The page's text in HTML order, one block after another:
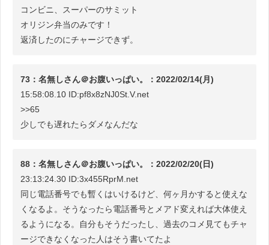
コンビニ、スーパーのサミット
オリジン弁当のみです！
返済したのにチャージできず。
73：名無しさん＠お腹いっぱい。：2022/02/14(月)
15:58:08.10 ID:pf8x8zNJ0St.V.net
>>65
少しでも遅れたらダメなんだな
88：名無しさん＠お腹いっぱい。：2022/02/20(日)
23:13:24.30 ID:3x455RprM.net
同じ電話番号でも暫くはいけるけど、何ヶ月かすると使えな
くなるよ。そうなったら電話番号とメアド変えれば大体使え
るようになる。自分もそうだったし、過去のコメ見てもチャ
ージできなくなった人はそう書いてたよ